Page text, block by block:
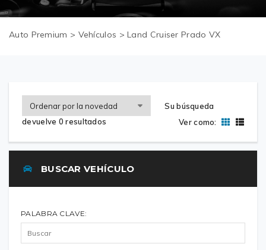
Auto Premium > Vehículos >Land Cruiser Prado VX
Su búsqueda
devuelve 0 resultados
Ver como:
BUSCAR VEHÍCULO
PALABRA CLAVE: